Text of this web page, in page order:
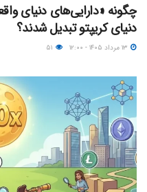
چگونه «دارایی‌های دنیای
دنیای کریپتو تبدیل شدند؟